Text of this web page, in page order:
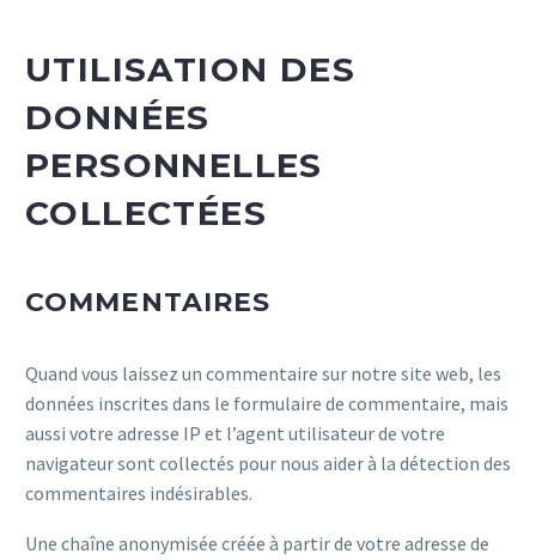
UTILISATION DES
DONNÉES
PERSONNELLES
COLLECTÉES
COMMENTAIRES
Quand vous laissez un commentaire sur notre site web, les
données inscrites dans le formulaire de commentaire, mais
aussi votre adresse IP et l’agent utilisateur de votre
navigateur sont collectés pour nous aider à la détection des
commentaires indésirables.
Une chaîne anonymisée créée à partir de votre adresse de